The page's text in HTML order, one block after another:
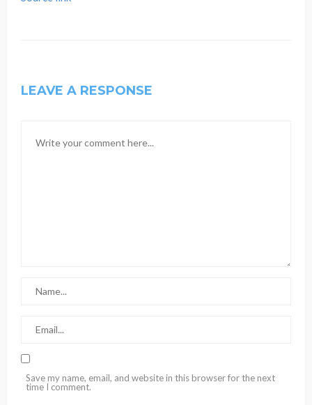
LEAVE A RESPONSE
Save my name, email, and website in this browser for the next
time I comment.